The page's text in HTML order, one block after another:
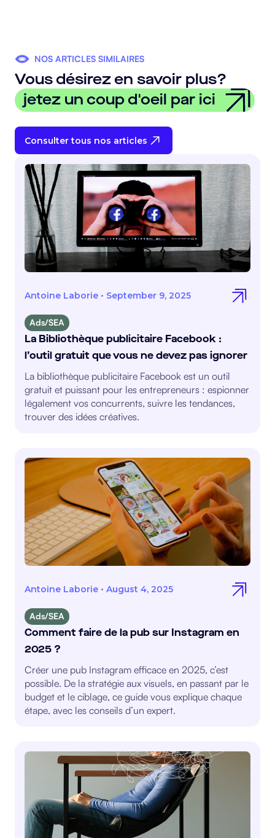
NOS ARTICLES SIMILAIRES
Vous désirez en savoir plus?
jetez un coup d'oeil par ici
Consulter tous nos articles
Antoine Laborie • September 9, 2025
La Bibliothèque publicitaire Facebook :
l’outil gratuit que vous ne devez pas ignorer
Ads/SEA
La bibliothèque publicitaire Facebook est un outil
gratuit et puissant pour les entrepreneurs : espionner
légalement vos concurrents, suivre les tendances,
trouver des idées créatives.
Antoine Laborie • August 4, 2025
Comment faire de la pub sur Instagram en
2025 ?
Ads/SEA
Créer une pub Instagram efficace en 2025, c’est
possible. De la stratégie aux visuels, en passant par le
budget et le ciblage, ce guide vous explique chaque
étape, avec les conseils d’un expert.